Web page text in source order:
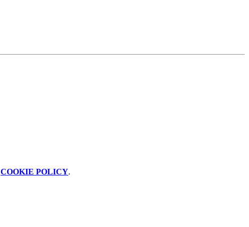
COOKIE POLICY.